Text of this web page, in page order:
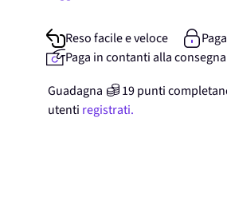
Reso facile e veloce
Paga in contanti alla consegna
Guadagna
19punti
utenti registrati.